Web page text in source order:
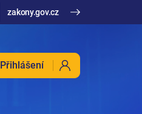
zakony.gov.cz
Přihlášení